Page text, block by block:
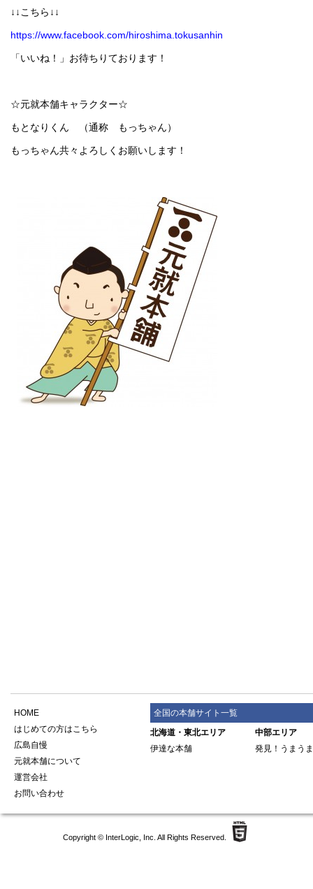
↓↓こちら↓↓
https://www.facebook.com/hiroshima.tokusanhin
「いいね！」お待ちりております！
☆元就本舗キャラクター☆
もとなりくん （通称 もっちゃん）
もっちゃん共々よろしくお願いします！
HOME
はじめての方はこちら
広島自慢
元就本舗について
運営会社
お問い合わせ
全国の本舗サイト一覧
北海道・東北エリア
伊達な本舗
中部エリア
発見！うまう
Copyright © InterLogic, Inc. All Rights Reserved.